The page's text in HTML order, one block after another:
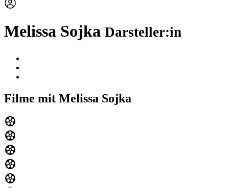
Melissa Sojka Darsteller:in
Filme mit Melissa Sojka